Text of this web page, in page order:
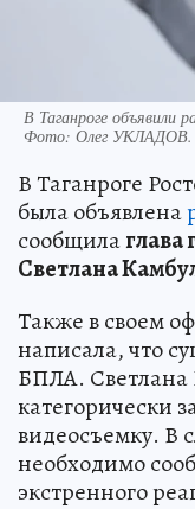
В Таганроге объявили
Фото: Олег УКЛАДОВ.
В Таганроге
была объявлена
сообщилаглава
Светлана
Также в своем
написала, что
БПЛА. Светлана
категорически
видеосъемку. В
необходимо
экстренного